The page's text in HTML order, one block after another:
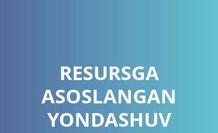
RESURSGA
ASOSLANGAN
YONDASHUV